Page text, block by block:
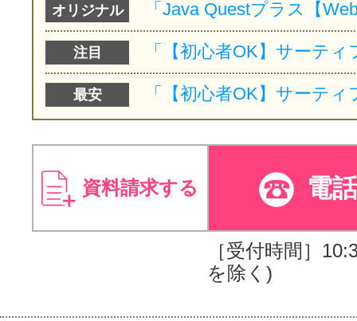
オリジナル
注目
最安
資料請求する 電
［受付時間］
を除く)